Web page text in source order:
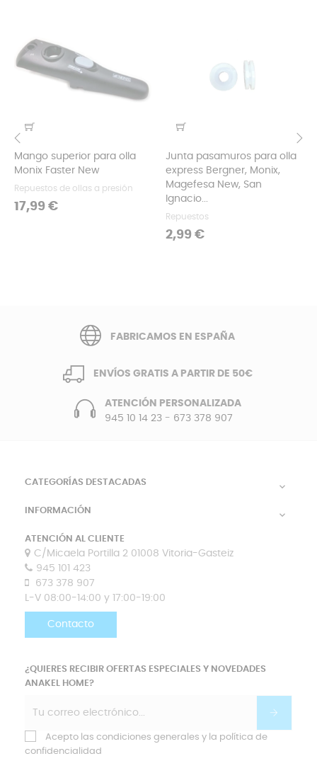
Mango superior para olla
Monix Faster New
Repuestos de ollas a presión
Precio
17,99 €
Junta pasamuros para olla
express Bergner, Monix,
Magefesa New, San
Ignacio...
Repuestos
Precio
2,99 €
‹
FABRICAMOS EN ESPAÑA
ENVÍOS GRATIS A PARTIR DE 50€
ATENCIÓN PERSONALIZADA
945 10 14 23- 673 378 907
CATEGORÍAS DESTACADAS 
INFORMACIÓN 
ATENCIÓN AL CLIENTE
C/Micaela Portilla 2 01008 Vitoria-Gasteiz
945 101 423
673 378 907
L-V 08:00-14:00 y 17:00-19:00
Contacto
¿QUIERES RECIBIR OFERTAS ESPECIALES Y NOVEDADES
ANAKEL HOME?
Acepto las condiciones generales y la política de
confidencialidad